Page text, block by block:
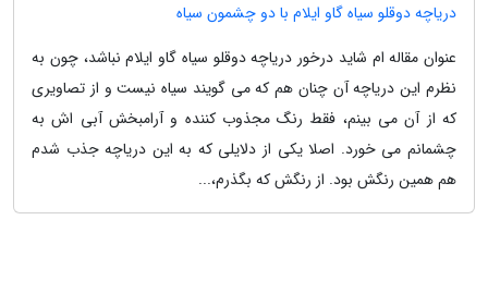
دریاچه دوقلو سیاه گاو ایلام با دو چشمون سیاه
عنوان مقاله ام شاید درخور دریاچه دوقلو سیاه گاو ایلام نباشد، چون به
نظرم این دریاچه آن چنان هم که می گویند سیاه نیست و از تصاویری
که از آن می بینم، فقط رنگ مجذوب کننده و آرامبخش آبی اش به
چشمانم می خورد. اصلا یکی از دلایلی که به این دریاچه جذب شدم
هم همین رنگش بود. از رنگش که بگذرم،...